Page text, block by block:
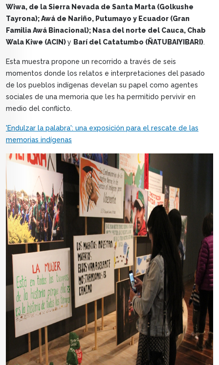
Wiwa, de la Sierra Nevada de Santa Marta (Golkushe
Tayrona); Awá de Nariño, Putumayo y Ecuador (Gran
Familia Awá Binacional); Nasa del norte del Cauca, Chab
Wala Kiwe (ACIN)y Barí del Catatumbo (ÑATUBAIYIBARI).
Esta muestra propone un recorrido a través de seis
momentos donde los relatos e interpretaciones del pasado
de los pueblos indígenas develan su papel como agentes
sociales de una memoria que les ha permitido pervivir en
medio del conflicto.
'Endulzar la palabra': una exposición para el rescate de las
memorias indígenas